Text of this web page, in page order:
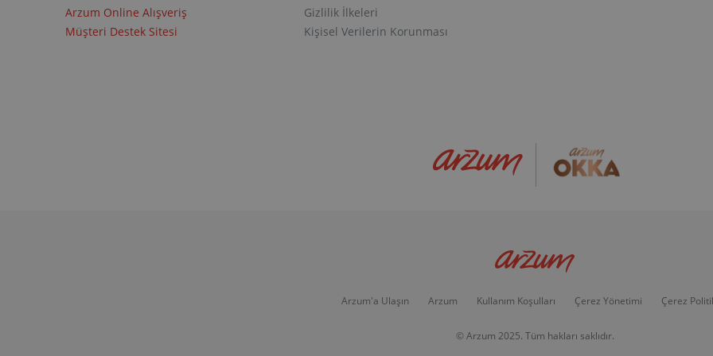
Arzum Online Alışveriş
Müşteri Destek Sitesi
Gizlilik İlkeleri
Kişisel Verilerin Korunması
Arzum'a Ulaşın Arzum Kullanım Koşulları Çerez Yönetimi Çerez
© Arzum 2025. Tüm hakları saklıdır.